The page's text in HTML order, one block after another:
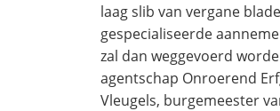
laag slib van vergane
gespecialiseerde
zal dan weggevoerd
agentschap Onroerend
Vleugels, burgemeester